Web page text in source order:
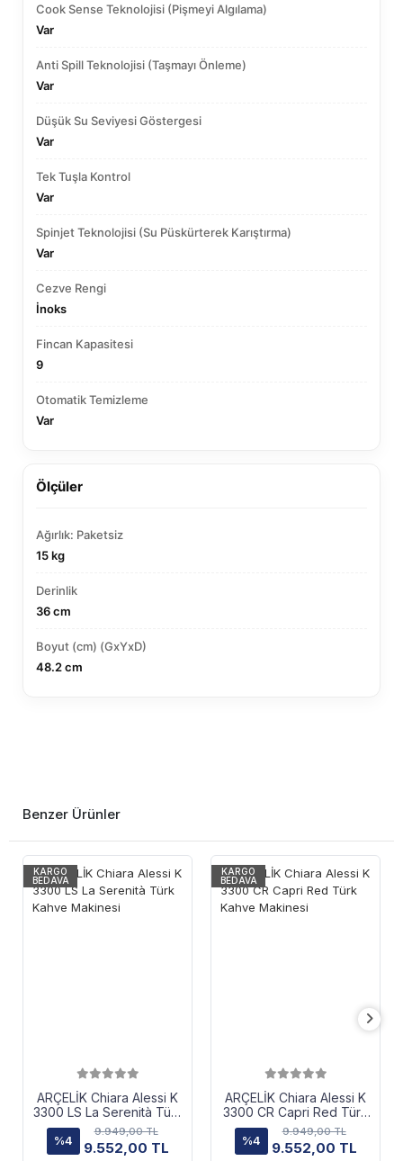
Cook Sense Teknolojisi (Pişmeyi Algılama)
Var
Anti Spill Teknolojisi (Taşmayı Önleme)
Var
Düşük Su Seviyesi Göstergesi
Var
Tek Tuşla Kontrol
Var
Spinjet Teknolojisi (Su Püskürterek Karıştırma)
Var
Cezve Rengi
İnoks
Fincan Kapasitesi
9
Otomatik Temizleme
Var
Ölçüler
Ağırlık: Paketsiz
15 kg
Derinlik
36 cm
Boyut (cm) (GxYxD)
48.2 cm
Benzer Ürünler
KARGO
BEDAVA
ARÇELİK Chiara Alessi K
3300 LS La Serenità Türk
Kahve Makinesi
%4
9.949,00 TL
9.552,00 TL
KARGO
BEDAVA
ARÇELİK Chiara Alessi K
3300 CR Capri Red Türk
Kahve Makinesi
%4
9.949,00 TL
9.552,00 TL